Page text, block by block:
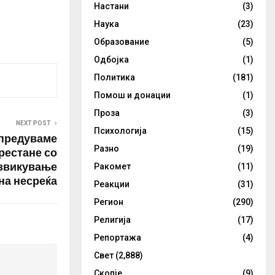
NEXT POST
со
несреќа
Настани
(3)
Наука
(23)
Образование
(5)
Одбојка
(1)
Политика
(181)
Помош и донации
(1)
Проза
(3)
Психологија
(15)
Разно
(19)
Ракомет
(11)
Реакции
(31)
Регион
(290)
Религија
(17)
Репортажа
(4)
Свет (2,888)